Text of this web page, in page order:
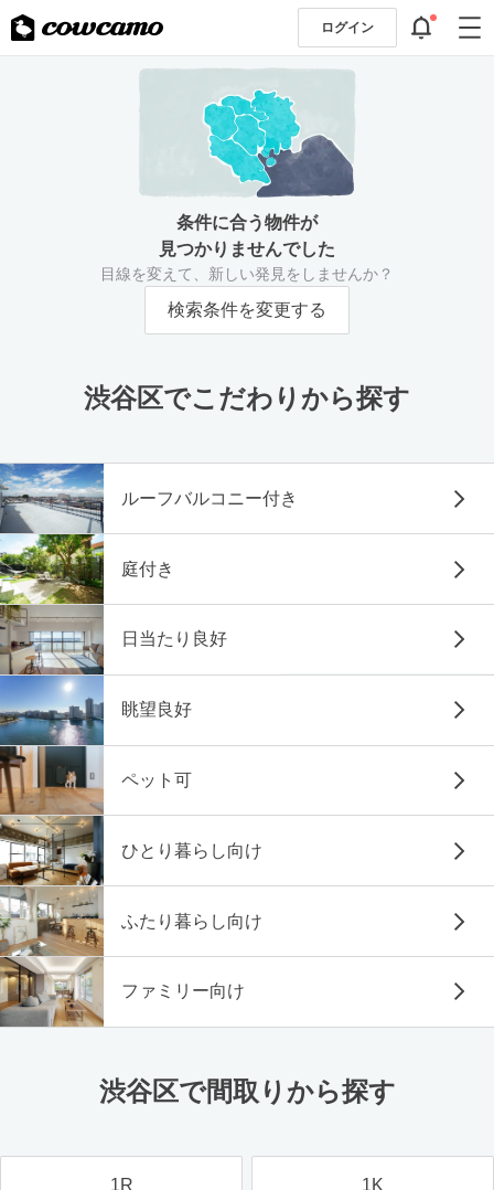
ログイン
条件に合う物件が
見つかりませんでした
目線を変えて、新しい発見をしませんか？
検索条件を変更する
渋谷区でこだわりから探す
ルーフバルコニー付き
庭付き
日当たり良好
眺望良好
ペット可
ひとり暮らし向け
ふたり暮らし向け
ファミリー向け
渋谷区で間取りから探す
1R 1K